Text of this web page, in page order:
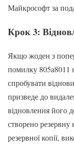
Майкрософт за
Крок 3:
Якщо жоден з
помилку 805a8011
спробувати
призведе до
відновлення його
створено
резервної копії,